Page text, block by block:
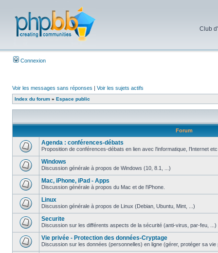
Club
Connexion
Voir les messages sans réponses | Voir les sujets actifs
Index du forum » Espace public
Forum
Agenda : conférences-débats
Proposition de conférences-débats en lien avec l'informatique, l'Internet
Windows
Discussion générale à propos de Windows (10, 8.1, ...)
Mac, iPhone, iPad - Apps
Discussion générale à propos du Mac et de l'iPhone.
Linux
Discussion générale à propos de Linux (Debian, Ubuntu, Mint, ...)
Securite
Discussion sur les différents aspects de la sécurité (anti-virus, par-feu, ...)
Vie privée - Protection des données-Cryptage
Discussion sur les données (personnelles) en ligne (gérer, protéger sa